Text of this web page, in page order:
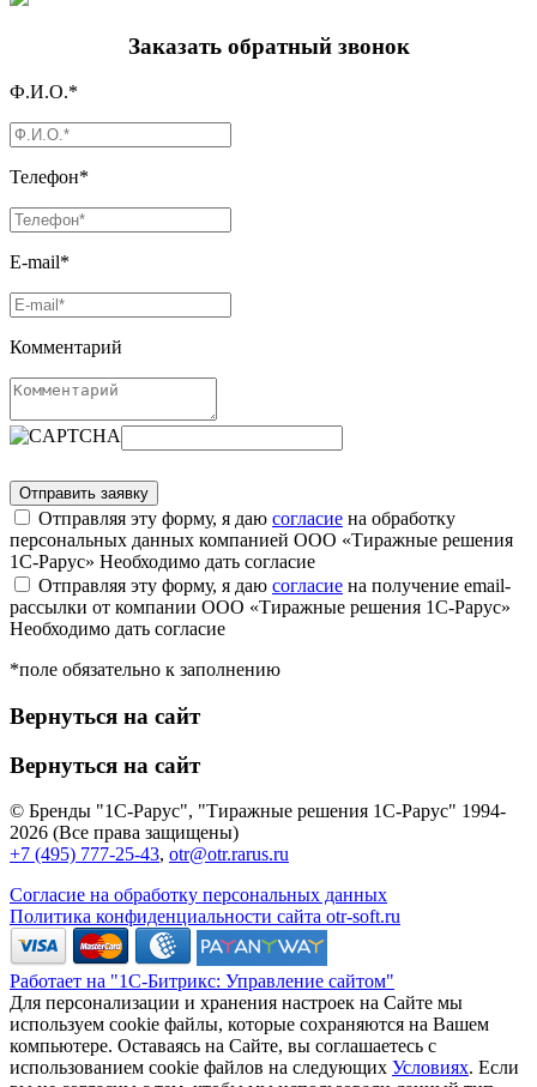
Заказать обратный звонок
Ф.И.О.*
Телефон*
E-mail*
Комментарий
Отправляя эту форму, я даю согласие на обработку
персональных данных компанией ООО «Тиражные решения
1С-Рарус» Необходимо дать согласие
Отправляя эту форму, я даю согласие на получение email-
рассылки от компании ООО «Тиражные решения 1С-Рарус»
Необходимо дать согласие
*поле обязательно к заполнению
Вернуться на сайт
Вернуться на сайт
© Бренды "1С-Рарус", "Тиражные решения 1С-Рарус" 1994-
2026 (Все права защищены)
+7 (495) 777-25-43, otr@otr.rarus.ru
Согласие на обработку персональных данных
Политика конфиденциальности сайта otr-soft.ru
Работает на "1С-Битрикс: Управление сайтом"
Для персонализации и хранения настроек на Сайте мы
используем cookie файлы, которые сохраняются на Вашем
компьютере. Оставаясь на Сайте, вы соглашаетесь с
использованием cookie файлов на следующих Условиях. Если